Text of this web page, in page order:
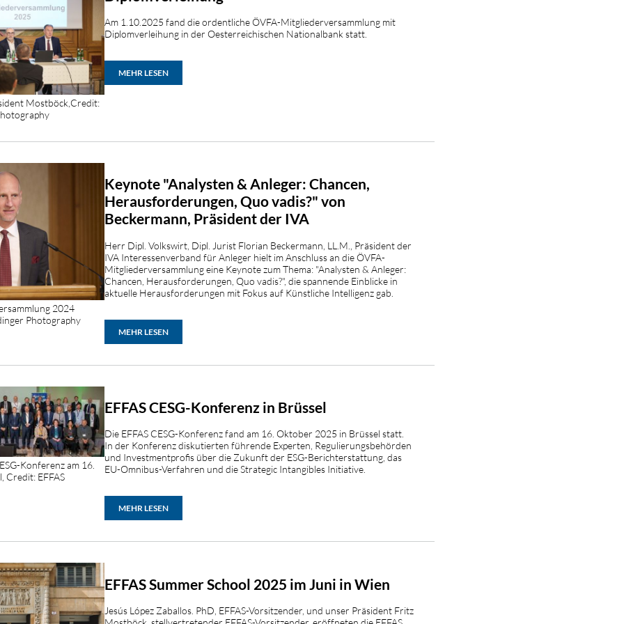
Mostböck,Credit:
Am 1.10.2025 fand die ordentliche ÖVFA-Mitgliederversammlung mit
Diplomverleihung in der Oesterreichischen Nationalbank statt.
MEHR LESEN
2024
Photography
Keynote "Analysten & Anleger: Chancen,
Herausforderungen, Quo vadis?" von
Beckermann, Präsident der IVA
Herr Dipl. Volkswirt, Dipl. Jurist Florian Beckermann, LL.M., Präsident der
IVA Interessenverband für Anleger hielt im Anschluss an die ÖVFA-
Mitgliederversammlung eine Keynote zum Thema: "Analysten & Anleger:
Chancen, Herausforderungen, Quo vadis?", die spannende Einblicke in
aktuelle Herausforderungen mit Fokus auf Künstliche Intelligenz gab.
MEHR LESEN
Konferenz am 16.
Credit: EFFAS
EFFAS CESG-Konferenz in Brüssel
Die EFFAS CESG-Konferenz fand am 16. Oktober 2025 in Brüssel statt.
In der Konferenz diskutierten führende Experten, Regulierungsbehörden
und Investmentprofis über die Zukunft der ESG-Berichterstattung, das
EU-Omnibus-Verfahren und die Strategic Intangibles Initiative.
MEHR LESEN
EFFAS Summer School 2025 im Juni in Wien
Jesús López Zaballos. PhD, EFFAS-Vorsitzender, und unser Präsident Fritz